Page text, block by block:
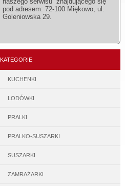
pod adresem: 72-100 Miękowo, ul.
Goleniowska 29.
KATEGORIE
KUCHENKI
LODÓWKI
PRALKI
PRALKO-SUSZARKI
SUSZARKI
ZAMRAŻARKI